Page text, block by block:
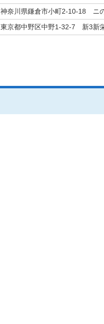
神奈川県鎌倉市小町2-10-18 ニ
東京都中野区中野1-32-7 新3新